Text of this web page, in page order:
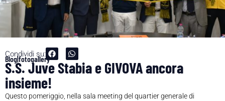
Condividi su:
Blog|fotogallery
S.S. Juve Stabia e GIVOVA ancora
insieme!
Questo pomeriggio, nella sala meeting del quartier generale di